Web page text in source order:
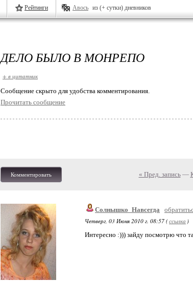
Рейтинги Авось из (+ сутки) дневников
ДЕЛО БЫЛО В МОНРЕПО
+ в цитатник
Cообщение скрыто для удобства комментирования.
Прочитать сообщение
Комментировать « Пред. запись—
Солнышко_Навсегда
Четверг, 03 Июня 2010 г. 08:57 (ссылка )
Интересно :))) зайду посмотрю что